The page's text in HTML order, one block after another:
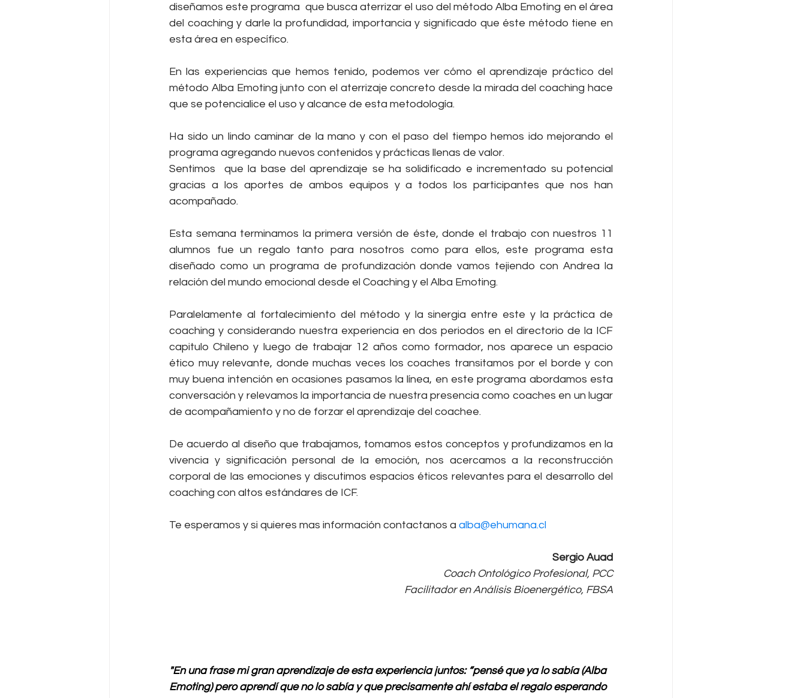
diseñamos este programa  que busca aterrizar el uso del método Alba Emoting en el área
del coaching y darle la profundidad, importancia y significado que éste método tiene en
esta área en específico.
En las experiencias que hemos tenido, podemos ver cómo el aprendizaje práctico del
método Alba Emoting junto con el aterrizaje concreto desde la mirada del coaching hace
que se potencialice el uso y alcance de esta metodología.
Ha sido un lindo caminar de la mano y con el paso del tiempo hemos ido mejorando el
programa agregando nuevos contenidos y prácticas llenas de valor.
Sentimos  que la base del aprendizaje se ha solidificado e incrementado su potencial
gracias a los aportes de ambos equipos y a todos los participantes que nos han
acompañado.
Esta semana terminamos la primera versión de éste, donde el trabajo con nuestros 11
alumnos fue un regalo tanto para nosotros como para ellos, este programa esta
diseñado como un programa de profundización donde vamos tejiendo con Andrea la
relación del mundo emocional desde el Coaching y el Alba Emoting.
Paralelamente al fortalecimiento del método y la sinergia entre este y la práctica de
coaching y considerando nuestra experiencia en dos periodos en el directorio de la ICF
capitulo Chileno y luego de trabajar 12 años como formador, nos aparece un espacio
ético muy relevante, donde muchas veces los coaches transitamos por el borde y con
muy buena intención en ocasiones pasamos la línea, en este programa abordamos esta
conversación y relevamos la importancia de nuestra presencia como coaches en un lugar
de acompañamiento y no de forzar el aprendizaje del coachee.
De acuerdo al diseño que trabajamos, tomamos estos conceptos y profundizamos en la
vivencia y significación personal de la emoción, nos acercamos a la reconstrucción
corporal de las emociones y discutimos espacios éticos relevantes para el desarrollo del
coaching con altos estándares de ICF.
Te esperamos y si quieres mas información contactanos a alba@ehumana.cl
Sergio Auad
Coach Ontológico Profesional, PCC
Facilitador en Análisis Bioenergético, FBSA
"En una frase mi gran aprendizaje de esta experiencia juntos: “pensé que ya lo sabía (Alba
Emoting) pero aprendí que no lo sabía y que precisamente ahí estaba el regalo esperando